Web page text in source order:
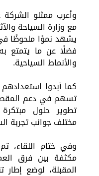
وأعرب ممثلو الشركة
مع وزارة السياحة
يشهد نموًا ملحوظًا
فضلًا عن ما يتمتع
والأنماط السياحية.
كما أبدوا
تسهم في دعم
تطوير حلول
مختلف جوانب تجربة
وفي ختام اللقاء،
مكثفة بين فرق
المقبلة، لوضع إطار